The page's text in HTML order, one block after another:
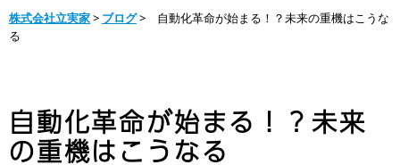
株式会社立実家> ブログ>
自動化革命が始まる！？未来の重機はこうな
る
自動化革命が始まる！？未来
の重機はこうなる